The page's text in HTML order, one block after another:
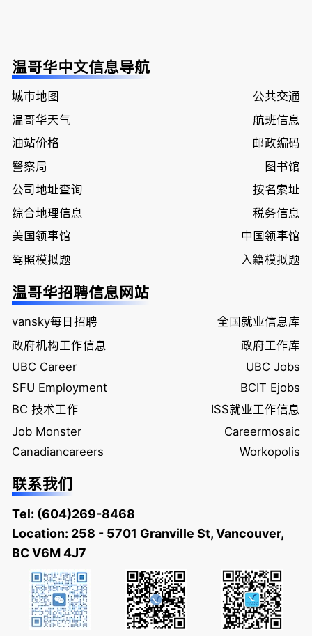
温哥华中文信息导航
城市地图
公共交通
温哥华天气
航班信息
油站价格
邮政编码
警察局
图书馆
公司地址查询
按名索址
综合地理信息
税务信息
美国领事馆
中国领事馆
驾照模拟题
入籍模拟题
温哥华招聘信息网站
vansky每日招聘
全国就业信息库
政府机构工作信息
政府工作库
UBC Career
UBC Jobs
SFU Employment
BCIT Ejobs
BC 技术工作
ISS就业工作信息
Job Monster
Careermosaic
Canadiancareers
Workopolis
联系我们
Tel: (604)269-8468
Location: 258 - 5701 Granville St, Vancouver,
BC V6M 4J7